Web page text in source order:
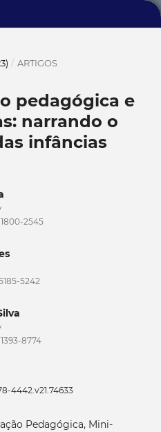
/ ARTIGOS
pedagógica e
narrando o
infâncias
2545
5242
8774
4442.v21.74633
Pedagógica, Mini-